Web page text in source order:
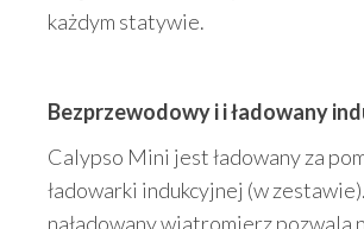
każdym statywie.
Bezprzewodowy i i ładowany
Calypso Mini jest ładowany za
ładowarki indukcyjnej (w
naładowany wiatromierz pozwala